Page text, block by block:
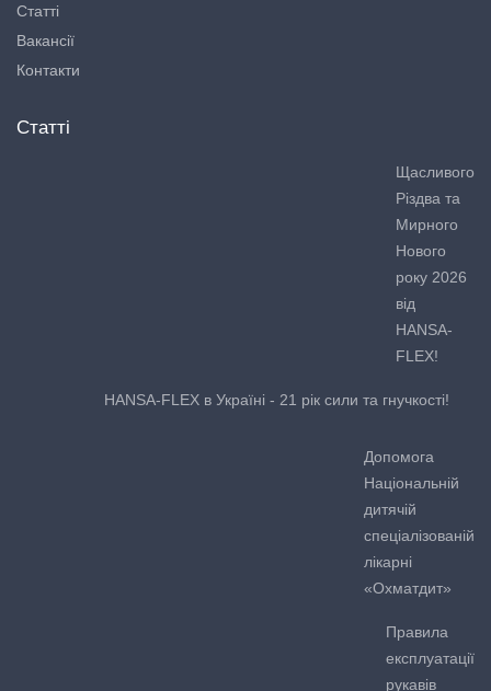
Статті
Вакансії
Контакти
Статті
Щасливого
Різдва та
Мирного
Нового
року 2026
від
HANSA-
FLEX!
HANSA-FLEX в Україні - 21 рік сили та гнучкості!
Допомога
Національній
дитячій
спеціалізованій
лікарні
«Охматдит»
Правила
експлуатації
рукавів